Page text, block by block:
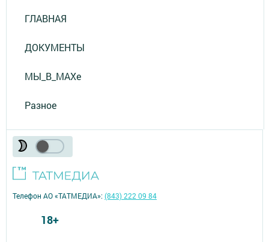
ГЛАВНАЯ
ДОКУМЕНТЫ
МЫ_В_MAXе
Разное
Телефон АО «ТАТМЕДИА»:(843) 222 09 84
18+